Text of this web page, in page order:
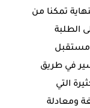
تمكنا من
الطلبة
مستقبل
في طريق
التي
ومعادلة